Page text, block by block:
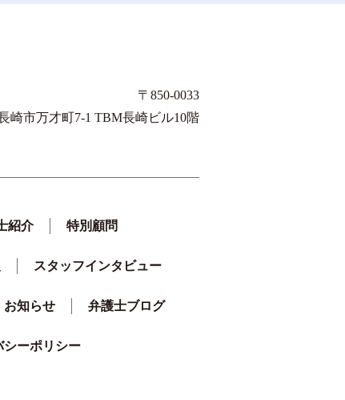
〒850-0033
崎市万才町7-1 TBM長崎ビル10階
紹介 特別顧問
スタッフインタビュー
お知らせ 弁護士ブログ
シーポリシー